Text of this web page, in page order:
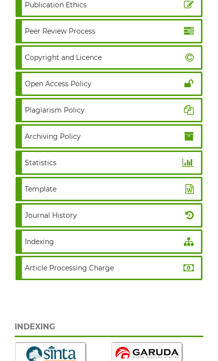
Publication Ethics
Peer Review Process
Copyright and Licence
Open Access Policy
Plagiarism Policy
Archiving Policy
Statistics
Template
Journal History
Indexing
Article Processing Charge
INDEXING